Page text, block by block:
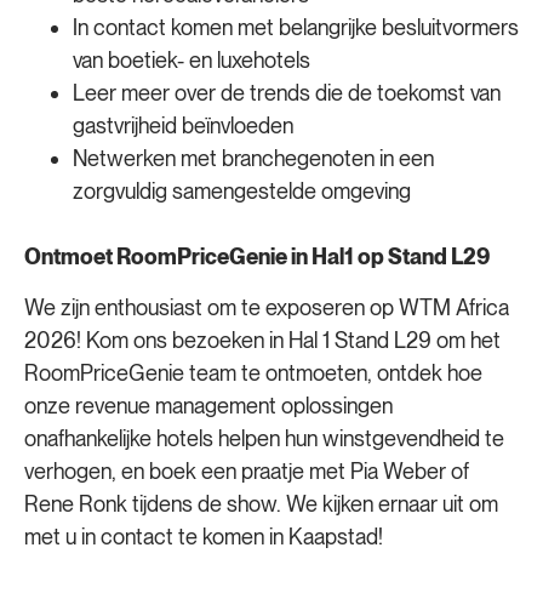
In contact komen met belangrijke besluitvormers
van boetiek- en luxehotels
Leer meer over de trends die de toekomst van
gastvrijheid beïnvloeden
Netwerken met branchegenoten in een
zorgvuldig samengestelde omgeving
Ontmoet RoomPriceGenie in Hal1 op Stand L29
We zijn enthousiast om te exposeren op WTM Africa
2026! Kom ons bezoeken in Hal 1 Stand L29 om het
RoomPriceGenie team te ontmoeten, ontdek hoe
onze revenue management oplossingen
onafhankelijke hotels helpen hun winstgevendheid te
verhogen, en boek een praatje met Pia Weber of
Rene Ronk tijdens de show. We kijken ernaar uit om
met u in contact te komen in Kaapstad!